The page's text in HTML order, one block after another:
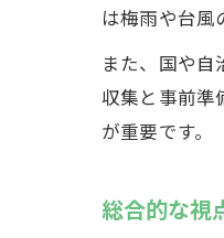
は梅雨や台風
また、国や
収集と事前準
が重要です。
総合的な視